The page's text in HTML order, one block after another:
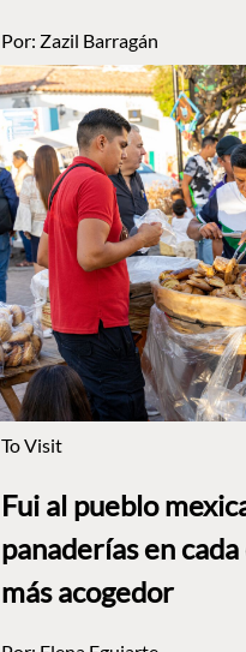
Por: Zazil Barragán
To Visit
Fui al pueblo
panaderías en
más acogedor